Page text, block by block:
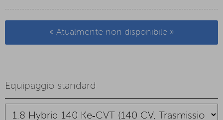
« Atualmente non disponibile »
Equipaggio standard